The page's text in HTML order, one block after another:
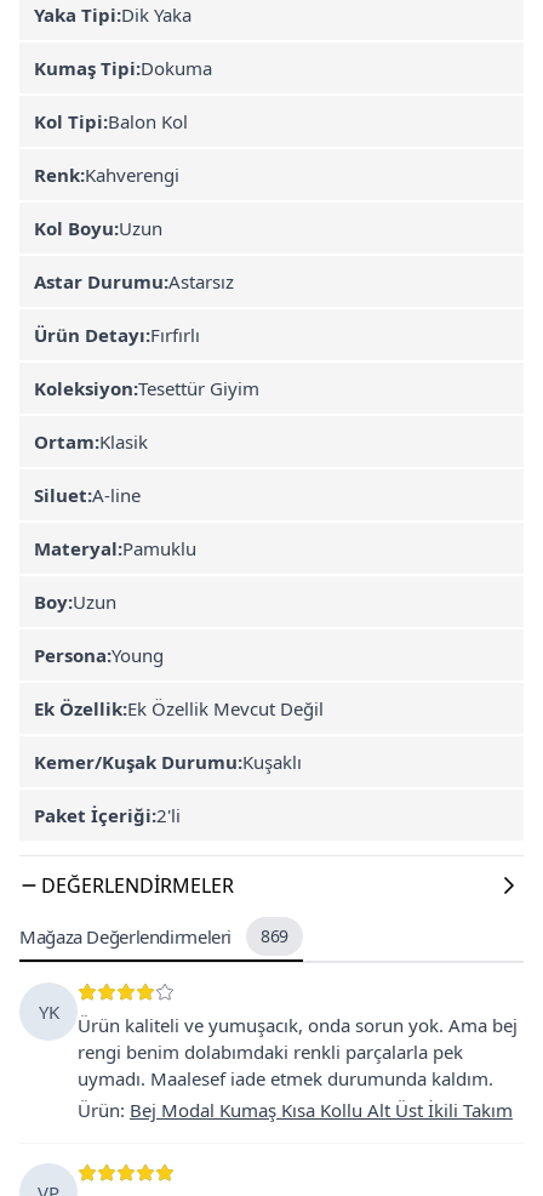
Yaka Tipi:Dik Yaka
Kumaş Tipi:Dokuma
Kol Tipi:Balon Kol
Renk:Kahverengi
Kol Boyu:Uzun
Astar Durumu:Astarsız
Ürün Detayı:Fırfırlı
Koleksiyon:Tesettür Giyim
Ortam:Klasik
Siluet:A-line
Materyal:Pamuklu
Boy:Uzun
Persona:Young
Ek Özellik:Ek Özellik Mevcut Değil
Kemer/Kuşak Durumu:Kuşaklı
Paket İçeriği:2'li
DEĞERLENDIRMELER
Mağaza Değerlendirmeleri 869
YK
Ürün kaliteli ve yumuşacık, onda sorun yok. Ama bej
rengi benim dolabımdaki renkli parçalarla pek
uymadı. Maalesef iade etmek durumunda kaldım.
Ürün: Bej Modal Kumaş Kısa Kollu Alt Üst İkili Takım